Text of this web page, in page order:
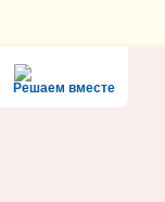
Решаем вместе